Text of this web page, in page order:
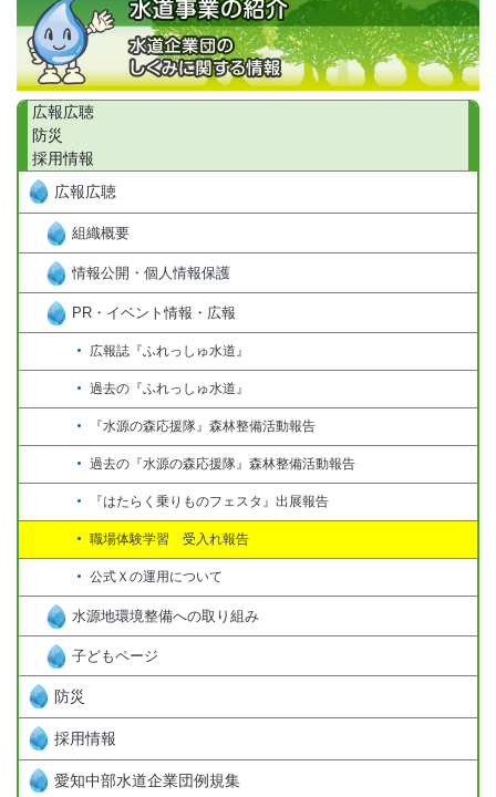
広報広聴
防災
採用情報
広報広聴
組織概要
情報公開・個人情報保護
PR・イベント情報・広報
広報誌『ふれっしゅ水道』
過去の『ふれっしゅ水道』
『水源の森応援隊』森林整備活動報告
過去の『水源の森応援隊』森林整備活動報告
『はたらく乗りものフェスタ』出展報告
職場体験学習 受入れ報告
公式Ｘの運用について
水源地環境整備への取り組み
子どもページ
防災
採用情報
愛知中部水道企業団例規集